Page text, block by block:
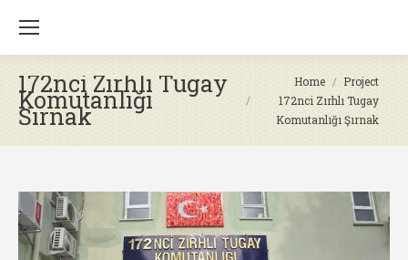
172nci Zırhlı Tugay
Komutanlığı
Şırnak
You are here:Home
Project
172nci Zırhlı Tugay
Komutanlığı Şırnak